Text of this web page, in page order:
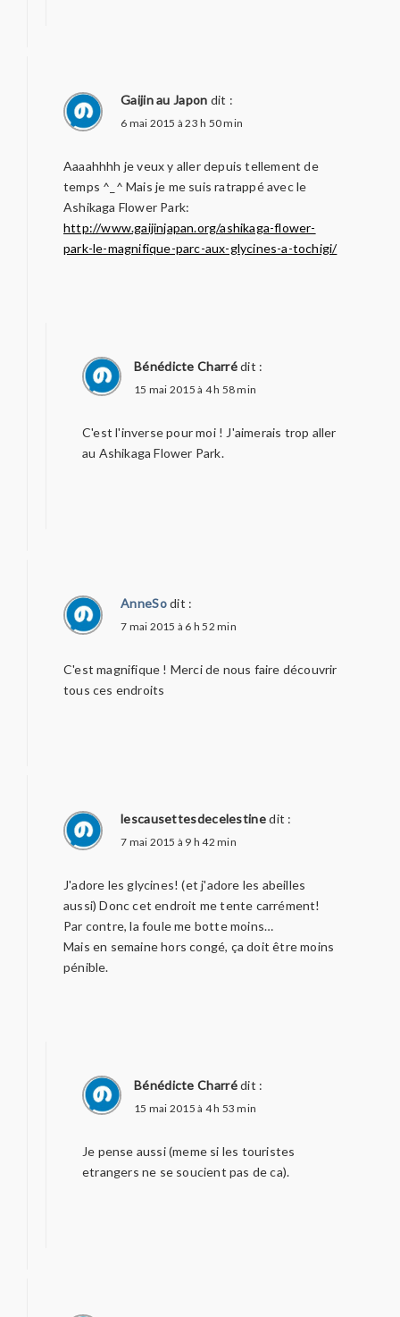
Gaijin au Japon dit :
6 mai 2015 à 23 h 50 min
Aaaahhhh je veux y aller depuis tellement de
temps ^_^ Mais je me suis ratrappé avec le
Ashikaga Flower Park:
http://www.gaijinjapan.org/ashikaga-flower-
park-le-magnifique-parc-aux-glycines-a-tochigi/
Bénédicte Charrédit :
15 mai 2015 à 4 h 58 min
C'est l'inverse pour moi ! J'aimerais trop aller
au Ashikaga Flower Park.
AnneSodit :
7 mai 2015 à 6 h 52 min
C'est magnifique ! Merci de nous faire découvrir
tous ces endroits
lescausettesdecelestinedit :
7 mai 2015 à 9 h 42 min
J'adore les glycines! (et j'adore les abeilles
aussi) Donc cet endroit me tente carrément!
Par contre, la foule me botte moins…
Mais en semaine hors congé, ça doit être moins
pénible.
Bénédicte Charrédit :
15 mai 2015 à 4 h 53 min
Je pense aussi (meme si les touristes
etrangers ne se soucient pas de ca).